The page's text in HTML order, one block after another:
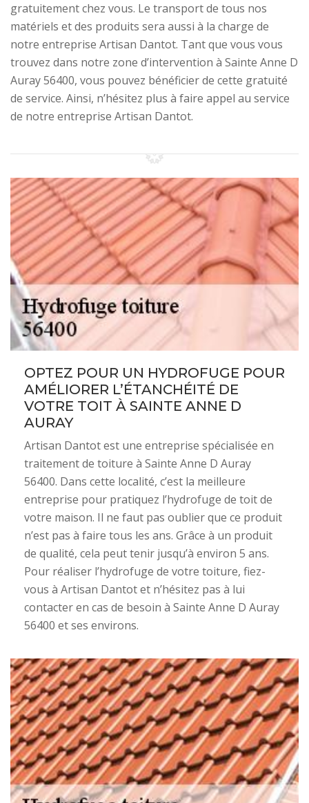
gratuitement chez vous. Le transport de tous nos
matériels et des produits sera aussi à la charge de
notre entreprise Artisan Dantot. Tant que vous vous
trouvez dans notre zone d’intervention à Sainte Anne D
Auray 56400, vous pouvez bénéficier de cette gratuité
de service. Ainsi, n’hésitez plus à faire appel au service
de notre entreprise Artisan Dantot.
OPTEZ POUR UN HYDROFUGE POUR
AMÉLIORER L’ÉTANCHÉITÉ DE
VOTRE TOIT À SAINTE ANNE D
AURAY
Artisan Dantot est une entreprise spécialisée en
traitement de toiture à Sainte Anne D Auray
56400. Dans cette localité, c’est la meilleure
entreprise pour pratiquez l’hydrofuge de toit de
votre maison. Il ne faut pas oublier que ce produit
n’est pas à faire tous les ans. Grâce à un produit
de qualité, cela peut tenir jusqu’à environ 5 ans.
Pour réaliser l’hydrofuge de votre toiture, fiez-
vous à Artisan Dantot et n’hésitez pas à lui
contacter en cas de besoin à Sainte Anne D Auray
56400 et ses environs.